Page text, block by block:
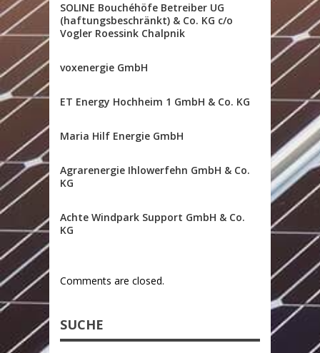
SOLINE Bouchéhöfe Betreiber UG
(haftungsbeschränkt) & Co. KG c/o
Vogler Roessink Chalpnik
voxenergie GmbH
ET Energy Hochheim 1 GmbH & Co. KG
Maria Hilf Energie GmbH
Agrarenergie Ihlowerfehn GmbH & Co.
KG
Achte Windpark Support GmbH & Co.
KG
Comments are closed.
SUCHE